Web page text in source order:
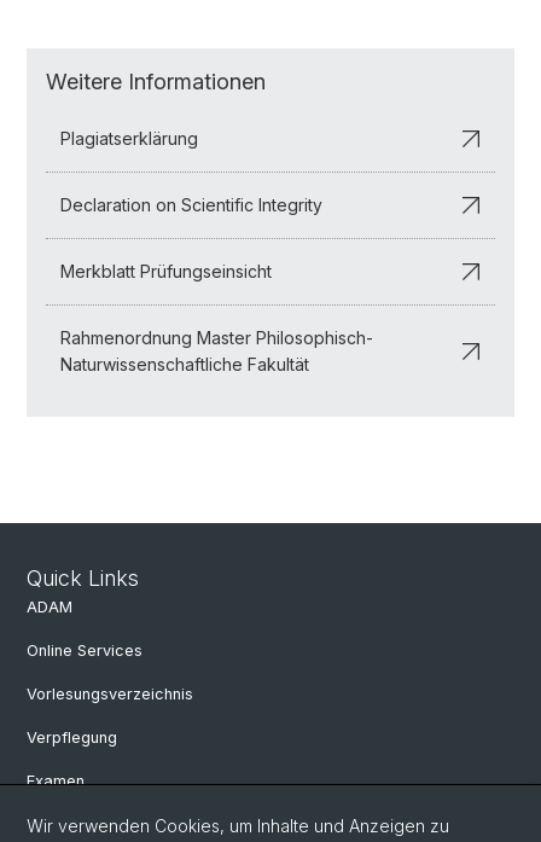
Weitere Informationen
Plagiatserklärung
Declaration on Scientific Integrity
Merkblatt Prüfungseinsicht
Rahmenordnung Master Philosophisch-
Naturwissenschaftliche Fakultät
Quick Links
ADAM
Online Services
Vorlesungsverzeichnis
Verpflegung
Examen
Masterprüfung
Wir verwenden Cookies, um Inhalte und Anzeigen zu